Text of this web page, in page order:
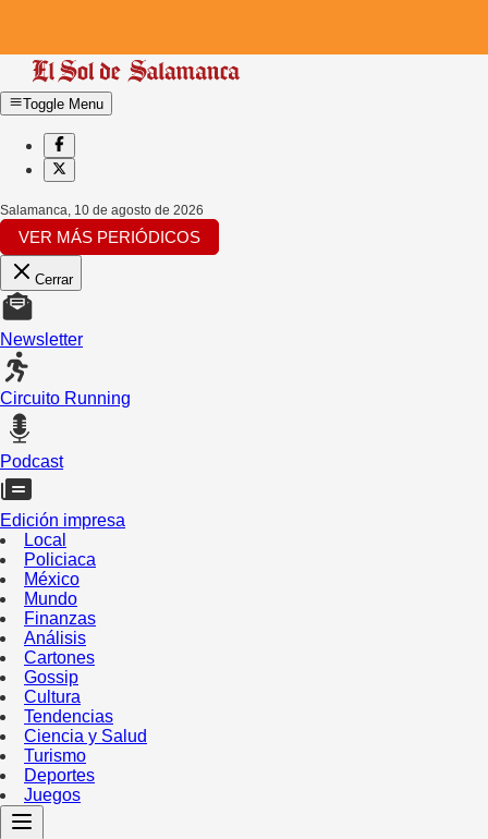
Toggle Menu
Salamanca, 10 de agosto de 2026
VER MÁS PERIÓDICOS
Cerrar
Newsletter
Circuito Running
Podcast
Edición impresa
Local
Policiaca
México
Mundo
Finanzas
Análisis
Cartones
Gossip
Cultura
Tendencias
Ciencia y Salud
Turismo
Deportes
Juegos